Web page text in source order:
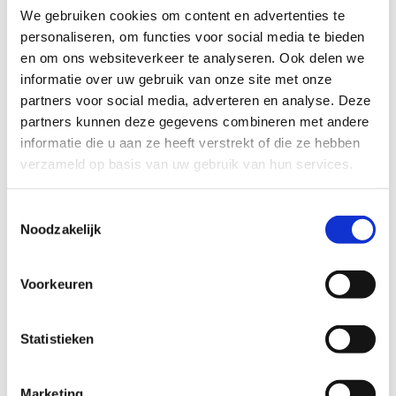
We gebruiken cookies om content en advertenties te
personaliseren, om functies voor social media te bieden
en om ons websiteverkeer te analyseren. Ook delen we
informatie over uw gebruik van onze site met onze
partners voor social media, adverteren en analyse. Deze
partners kunnen deze gegevens combineren met andere
informatie die u aan ze heeft verstrekt of die ze hebben
verzameld op basis van uw gebruik van hun services.
Noodzakelijk
Voorkeuren
Statistieken
Volkswagen Polo verkopen voor sloop
Opel Astra verkopen voor sloop
Peugeot 206 verkopen voor sloop
Renault Clio verkopen voor sloop
Milieuzones Nederland 2026 - compleet
Hoeveel auto's worden gesloopt in
Nederland?
Vraag direct een bod aan voor je sloopauto in Noord-
Vul je kenteken in en ontvang binnen 30